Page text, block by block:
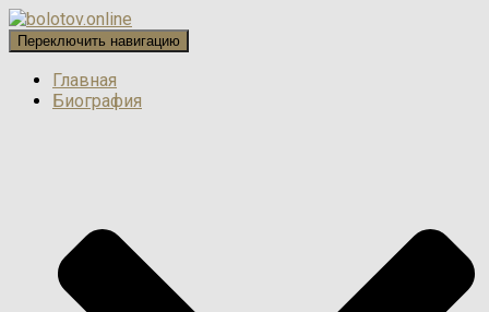
Переключить навигацию
Главная
Биография